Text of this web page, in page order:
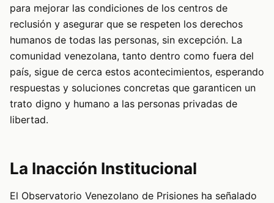
para mejorar las condiciones de los centros de
reclusión y asegurar que se respeten los derechos
humanos de todas las personas, sin excepción. La
comunidad venezolana, tanto dentro como fuera del
país, sigue de cerca estos acontecimientos, esperando
respuestas y soluciones concretas que garanticen un
trato digno y humano a las personas privadas de
libertad.
La Inacción Institucional
El Observatorio Venezolano de Prisiones ha señalado